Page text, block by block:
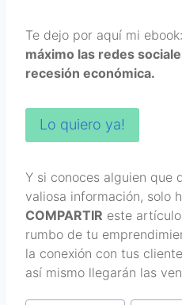
Te dejo por aquí mi ebook:
máximo las redes
recesión económica.
Lo quiero ya!
Y si conoces alguien que
valiosa información, solo
COMPARTIR este
rumbo de tu
la conexión con tus
así mismo llegarán las